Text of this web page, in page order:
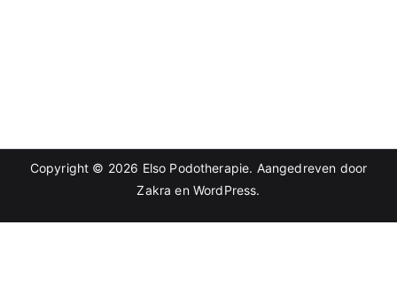
Copyright © 2026 Elso Podotherapie. Aangedreven door
Zakra en WordPress.